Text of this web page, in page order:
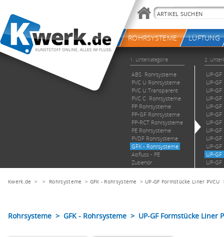
Kwerk.de > > Rohrsysteme > GFK - Rohrsysteme > UP-GF Formstücke Liner PVCU
Rohrsysteme > GFK - Rohrsysteme > UP-GF Formstücke Liner